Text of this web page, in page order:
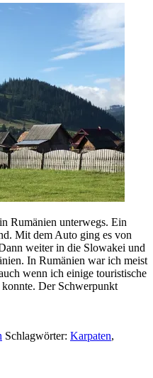
Rumänien unterwegs. Ein
Mit dem Auto ging es von
weiter in die Slowakei und
In Rumänien war ich meist
wenn ich einige touristische
Der Schwerpunkt
Schlagwörter: Karpaten,